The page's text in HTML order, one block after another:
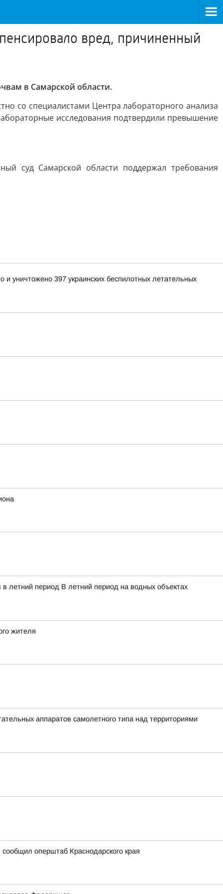
вред, причиненный
в Самарской области.
со специалистами Центра лабораторного анализа
исследования подтвердили превышение
суд Самарской области поддержал требования
уничтожено 397 украинских беспилотных летательных
летний период В летний период на водных объектах
жителя
аппаратов самолетного типа над территориями
оперштаб Краснодарского края